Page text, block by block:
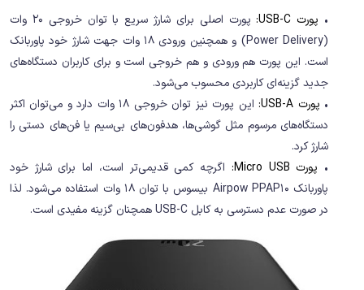
• پورت USB-C:
پورت اصلی برای شارژ سریع با توان خروجی 20 وات
(Power Delivery) و همچنین ورودی 18 وات جهت شارژ خود پاوربانک
است. این پورت هم ورودی و هم خروجی است و برای کاربران دستگاه‌های
جدید گزینه‌ای کاربردی محسوب می‌شود.
• پورت USB-A:
این پورت نیز توان خروجی 18 وات دارد و می‌توان اکثر
دستگاه‌های مرسوم مثل گوشی‌ها، هدفون‌های بی‌سیم یا فن‌های دستی را
شارژ کرد.
• پورت Micro USB:
اگرچه کمی قدیمی‌تر است، اما برای شارژ خود
پاوربانک Airpow PPAP10 بیسوس با توان 18 وات استفاده می‌شود. لذا
در صورت عدم دسترسی به کابل USB-C همچنان گزینه مفیدی است.